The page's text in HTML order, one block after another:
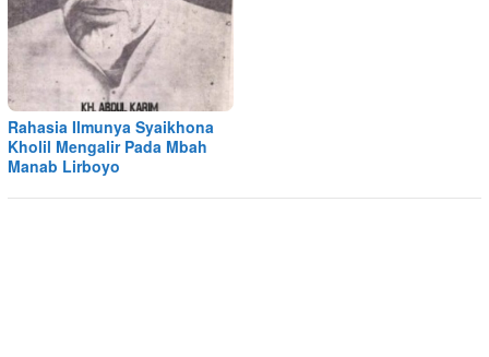
Rahasia Ilmunya Syaikhona
Kholil Mengalir Pada Mbah
Manab Lirboyo